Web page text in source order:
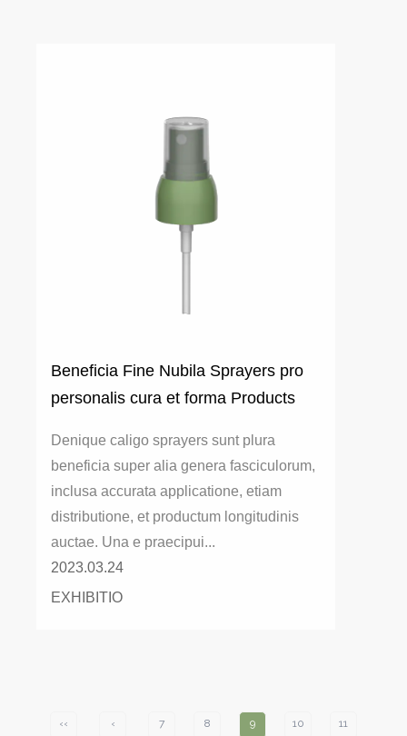
Beneficia Fine Nubila Sprayers pro
personalis cura et forma Products
Denique caligo sprayers sunt plura
beneficia super alia genera fasciculorum,
inclusa accurata applicatione, etiam
distributione, et productum longitudinis
auctae. Una e praecipui...
2023.03.24
EXHIBITIO
‹‹ ‹ 7 8 9 10 11